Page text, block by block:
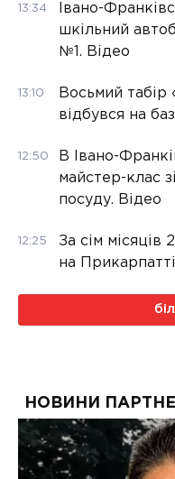
13:34
Івано-
шкільний
№1. Відео
13:10
Восьмий табір
відбувся на
12:50
В Івано-
майстер-клас
посуду. Відео
12:25
За сім місяців
на